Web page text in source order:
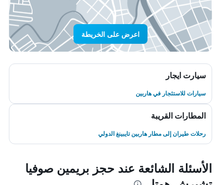
اعرض على الخريطة
سيارت ايجار
سيارات للاستئجار في هاربين
المطارات القريبة
رحلات طيران إلى مطار هاربين تايبينغ الدولي
الأسئلة الشائعة عند حجز بريمين صوفيا